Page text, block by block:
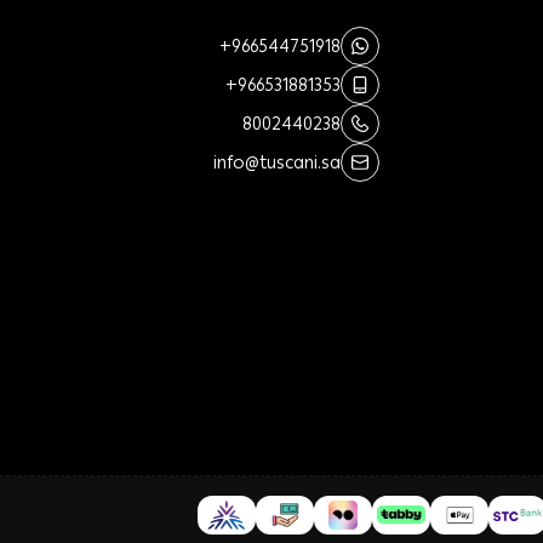
+966544751918
+966531881353
8002440238
info@tuscani.sa